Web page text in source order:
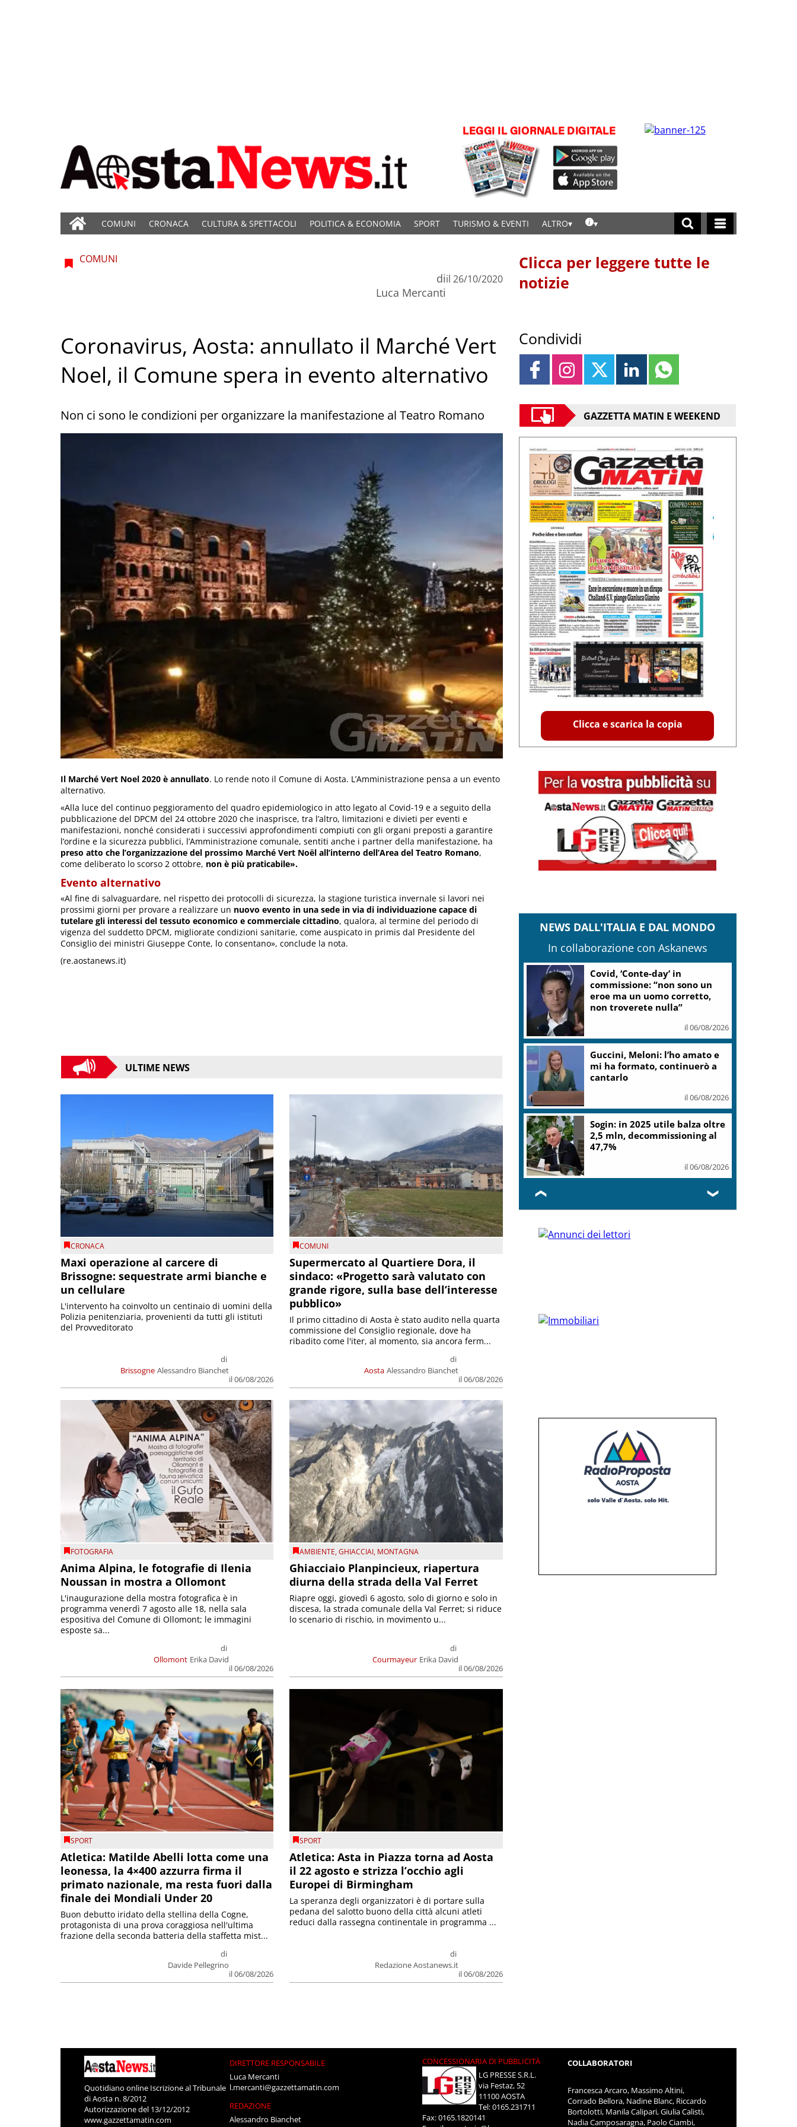
COMUNI CRONACA CULTURA & SPETTACOLI POLITICA & ECONOMIA SPORT TURISMO & EVENTI ALTRO
COMUNI
di
Luca Mercanti
il 26/10/2020
Coronavirus, Aosta: annullato il Marché Vert
Noel, il Comune spera in evento alternativo
Non ci sono le condizioni per organizzare la manifestazione al Teatro Romano
Il Marché Vert Noel 2020 è annullato. Lo rende noto il Comune di Aosta. L’Amministrazione pensa a un evento
alternativo.
«Alla luce del continuo peggioramento del quadro epidemiologico in atto legato al Covid-19 e a seguito della
pubblicazione del DPCM del 24 ottobre 2020 che inasprisce, tra l’altro, limitazioni e divieti per eventi e
manifestazioni, nonché considerati i successivi approfondimenti compiuti con gli organi preposti a garantire
l’ordine e la sicurezza pubblici, l’Amministrazione comunale, sentiti anche i partner della manifestazione, ha
preso atto che l’organizzazione del prossimo Marché Vert Noël all’interno dell’Area del Teatro Romano,
come deliberato lo scorso 2 ottobre, non è più praticabile».
Evento alternativo
«Al fine di salvaguardare, nel rispetto dei protocolli di sicurezza, la stagione turistica invernale si lavori nei
prossimi giorni per provare a realizzare un nuovo evento in una sede in via di individuazione capace di
tutelare gli interessi del tessuto economico e commerciale cittadino, qualora, al termine del periodo di
vigenza del suddetto DPCM, migliorate condizioni sanitarie, come auspicato in primis dal Presidente del
Consiglio dei ministri Giuseppe Conte, lo consentano», conclude la nota.
(re.aostanews.it)
ULTIME NEWS
CRONACA
Maxi operazione al carcere di
Brissogne: sequestrate armi bianche e
un cellulare
Brissogne
di
Alessandro Bianchet
il 06/08/2026
L'intervento ha coinvolto un centinaio di uomini della
Polizia penitenziaria, provenienti da tutti gli istituti
del Provveditorato
COMUNI
Supermercato al Quartiere Dora, il
sindaco: «Progetto sarà valutato con
grande rigore, sulla base dell’interesse
pubblico»
Aosta
di
Alessandro Bianchet
il 06/08/2026
Il primo cittadino di Aosta è stato audito nella quarta
commissione del Consiglio regionale, dove ha
ribadito come l'iter, al momento, sia ancora ferm...
FOTOGRAFIA
Anima Alpina, le fotografie di Ilenia
Noussan in mostra a Ollomont
Ollomont
di
Erika David
il 06/08/2026
L'inaugurazione della mostra fotografica è in
programma venerdì 7 agosto alle 18, nella sala
espositiva del Comune di Ollomont; le immagini
esposte sa...
AMBIENTE,GHIACCIAI, MONTAGNA
Ghiacciaio Planpincieux, riapertura
diurna della strada della Val Ferret
Courmayeur
di
Erika David
il 06/08/2026
Riapre oggi, giovedì 6 agosto, solo di giorno e solo in
discesa, la strada comunale della Val Ferret; si riduce
lo scenario di rischio, in movimento u...
SPORT
Atletica: Matilde Abelli lotta come una
leonessa, la 4×400 azzurra firma il
primato nazionale, ma resta fuori dalla
finale dei Mondiali Under 20
di
Davide Pellegrino
il 06/08/2026
Buon debutto iridato della stellina della Cogne,
protagonista di una prova coraggiosa nell'ultima
frazione della seconda batteria della staffetta mist...
SPORT
Atletica: Asta in Piazza torna ad Aosta
il 22 agosto e strizza l’occhio agli
Europei di Birmingham
di
Redazione Aostanews.it
il 06/08/2026
La speranza degli organizzatori è di portare sulla
pedana del salotto buono della città alcuni atleti
reduci dalla rassegna continentale in programma ...
Clicca per leggere tutte le
notizie
Condividi
GAZZETTA MATIN E WEEKEND
Clicca e scarica la copia
NEWS DALL'ITALIA E DAL MONDO
In collaborazione con Askanews
Covid, ‘Conte-day’ in
commissione: “non sono un
eroe ma un uomo corretto,
non troverete nulla”
il 06/08/2026
Guccini, Meloni: l’ho amato e
mi ha formato, continuerò a
cantarlo
il 06/08/2026
Sogin: in 2025 utile balza oltre
2,5 mln, decommissioning al
47,7%
il 06/08/2026
❮ ❯
Quotidiano online Iscrizione al Tribunale
di Aosta n. 8/2012
Autorizzazione del 13/12/2012
www.gazzettamatin.com
DIRETTORE RESPONSABILE
Luca Mercanti
l.mercanti@gazzettamatin.com
REDAZIONE
Alessandro Bianchet
CONCESSIONARIA DI PUBBLICITÀ
LG PRESSE S.R.L.
via Festaz, 52
11100 AOSTA
Tel: 0165.231711
Fax: 0165.1820141
COLLABORATORI
Francesca Arcaro, Massimo Altini,
Corrado Bellora, Nadine Blanc, Riccardo
Bortolotti, Manila Calipari, Giulia Calisti,
Nadia Camposaragna, Paolo Ciambi,